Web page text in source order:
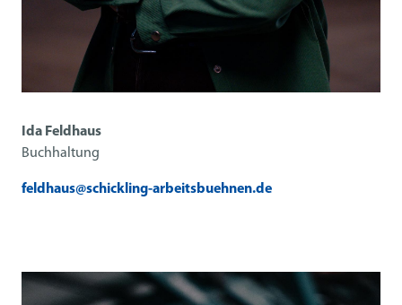
Ida Feldhaus
Buchhaltung
feldhaus@schickling-arbeitsbuehnen.de